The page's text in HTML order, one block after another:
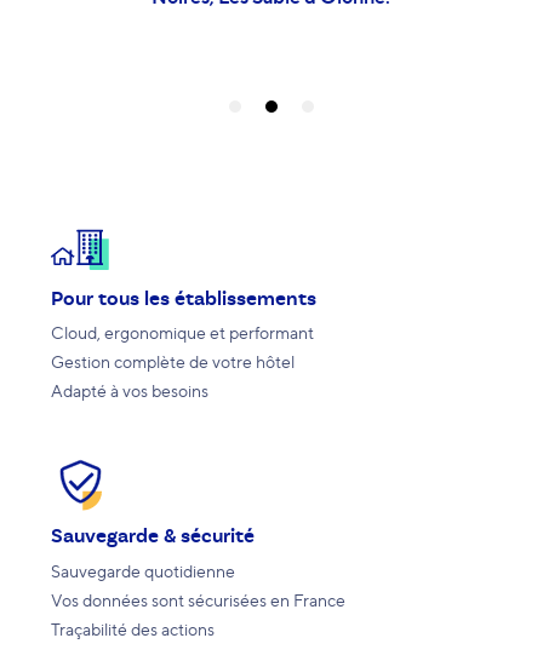
Pour tous les établissements
Cloud, ergonomique et performant
Gestion complète de votre hôtel
Adapté à vos besoins
Sauvegarde & sécurité
Sauvegarde quotidienne
Vos données sont sécurisées en France
Traçabilité des actions